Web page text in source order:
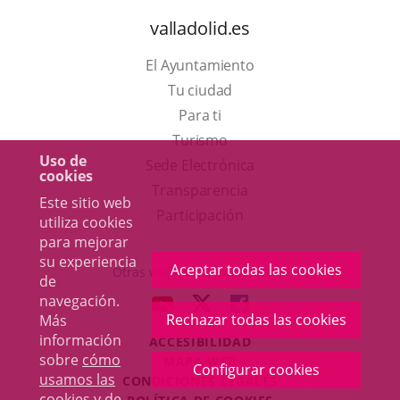
Uso de
cookies
Este sitio web
utiliza cookies
para mejorar
su experiencia
de
navegación.
Más
información
sobre cómo
usamos las
Aceptar todas las cookies
Rechazar todas las cookies
Configurar cookies
valladolid.es
El Ayuntamiento
Tu ciudad
Para ti
TurismoEste
una
ventana
nueva.
externa.
Otras webs del ayuntamiento
ENLACE
A
UNA
APLICACIÓN
EXTERNA.
ENLACE
A
UNA
APLICACIÓN
EXTERNA.
ENLACE
A
UNA
APLICACIÓN
EXTERNA.
ACCESIBILIDAD
MAPA WEB
CONDICIONES LEGALES